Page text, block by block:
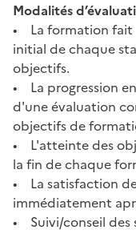
Modalités
• La formation fait
initial de chaque
objectifs.
• La progression
d'une évaluation
objectifs de
• L'atteinte des
la fin de chaque
• La satisfaction
immédiatement
• Suivi/conseil des